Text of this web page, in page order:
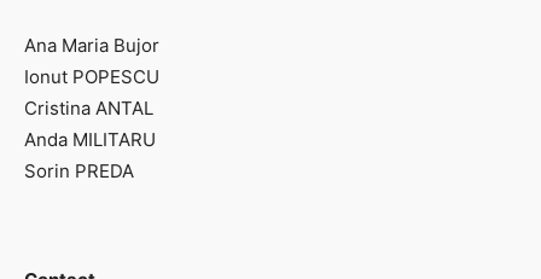
Ana Maria Bujor
Ionut POPESCU
Cristina ANTAL
Anda MILITARU
Sorin PREDA